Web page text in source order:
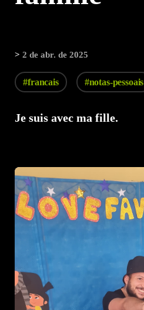
>2 de abr. de 2025
#francais #notas-pessoais
Je suis avec ma fille.